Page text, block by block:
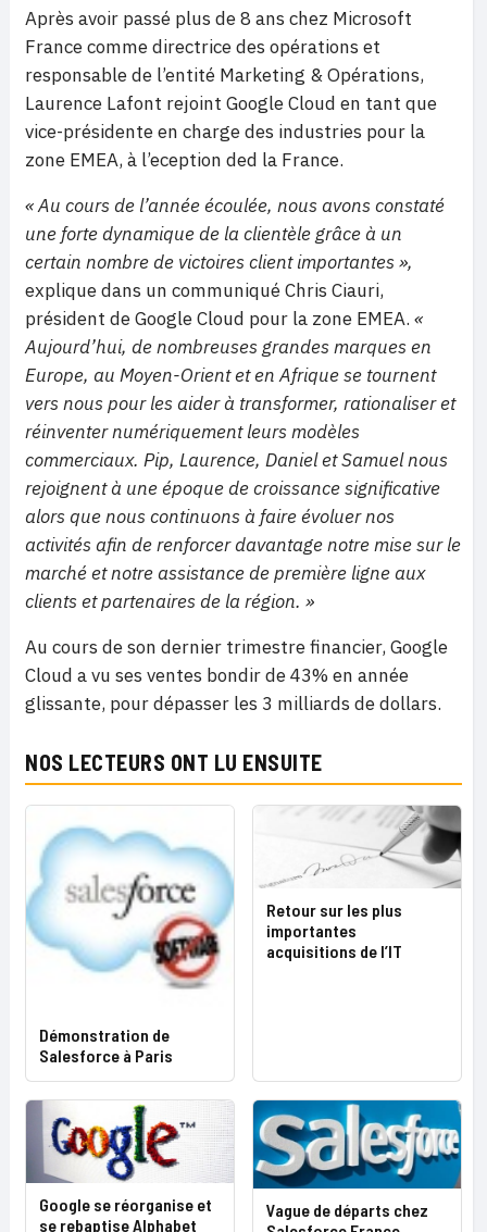
Après avoir passé plus de 8 ans chez Microsoft
France comme directrice des opérations et
responsable de l’entité Marketing & Opérations,
Laurence Lafont rejoint Google Cloud en tant que
vice-présidente en charge des industries pour la
zone EMEA, à l’eception ded la France.
« Au cours de l’année écoulée, nous avons constaté
une forte dynamique de la clientèle grâce à un
certain nombre de victoires client importantes »,
explique dans un communiqué Chris Ciauri,
président de Google Cloud pour la zone EMEA. «
Aujourd’hui, de nombreuses grandes marques en
Europe, au Moyen-Orient et en Afrique se tournent
vers nous pour les aider à transformer, rationaliser et
réinventer numériquement leurs modèles
commerciaux. Pip, Laurence, Daniel et Samuel nous
rejoignent à une époque de croissance significative
alors que nous continuons à faire évoluer nos
activités afin de renforcer davantage notre mise sur le
marché et notre assistance de première ligne aux
clients et partenaires de la région. »
Au cours de son dernier trimestre financier, Google
Cloud a vu ses ventes bondir de 43% en année
glissante, pour dépasser les 3 milliards de dollars.
NOS LECTEURS ONT LU ENSUITE
Démonstration de
Salesforce à Paris
Retour sur les plus
importantes
acquisitions de l’IT
Google se réorganise et
se rebaptise Alphabet
Vague de départs chez